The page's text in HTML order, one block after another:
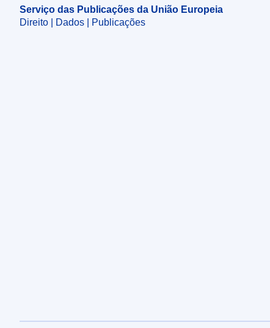
Serviço das Publicações da União Europeia
Direito | Dados | Publicações